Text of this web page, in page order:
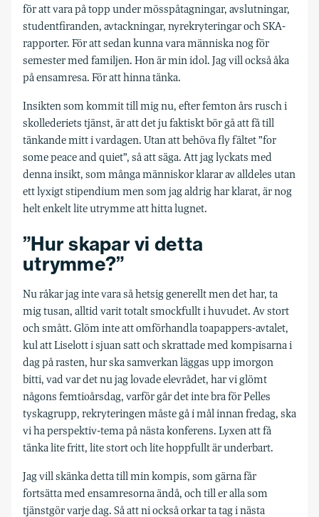
för att vara på topp under mösspåtagningar, avslutningar,
studentfiranden, avtackningar, nyrekryteringar och SKA-
rapporter. För att sedan kunna vara människa nog för
semester med familjen. Hon är min idol. Jag vill också åka
på ensamresa. För att hinna tänka.
Insikten som kommit till mig nu, efter femton års rusch i
skollederiets tjänst, är att det ju faktiskt bör gå att få till
tänkande mitt i vardagen. Utan att behöva fly fältet ”for
some peace and quiet”, så att säga. Att jag lyckats med
denna insikt, som många människor klarar av alldeles utan
ett lyxigt stipendium men som jag aldrig har klarat, är nog
helt enkelt lite utrymme att hitta lugnet.
”Hur skapar vi detta
utrymme?”
Nu råkar jag inte vara så hetsig generellt men det har, ta
mig tusan, alltid varit totalt smockfullt i huvudet. Av stort
och smått. Glöm inte att omförhandla toapappers-avtalet,
kul att Liselott i sjuan satt och skrattade med kompisarna i
dag på rasten, hur ska samverkan läggas upp imorgon
bitti, vad var det nu jag lovade elevrådet, har vi glömt
någons femtioårsdag, varför går det inte bra för Pelles
tyskagrupp, rekryteringen måste gå i mål innan fredag, ska
vi ha perspektiv-tema på nästa konferens. Lyxen att få
tänka lite fritt, lite stort och lite hoppfullt är underbart.
Jag vill skänka detta till min kompis, som gärna får
fortsätta med ensamresorna ändå, och till er alla som
tjänstgör varje dag. Så att ni också orkar ta tag i nästa